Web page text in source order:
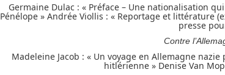
Germaine Dulac : « Préface – Une nationalisation
Pénélope » Andrée Viollis : « Reportage et littérature
presse
Contre
Madeleine Jacob : « Un voyage en Allemagne nazie
hitlérienne » Denise Van